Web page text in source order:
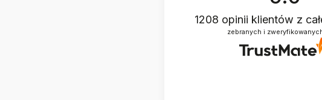
1208 opinii klientów z
zebranych i